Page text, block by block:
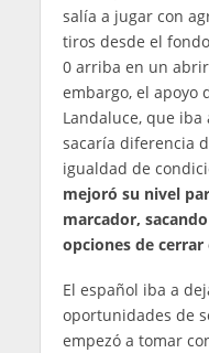
salía a jugar con
tiros desde el
0 arriba en un
embargo, el apoyo
Landaluce, que
sacaría diferencia
igualdad de
mejoró su nivel
marcador,
opciones de cerrar
El español iba a
oportunidades de
empezó a tomar